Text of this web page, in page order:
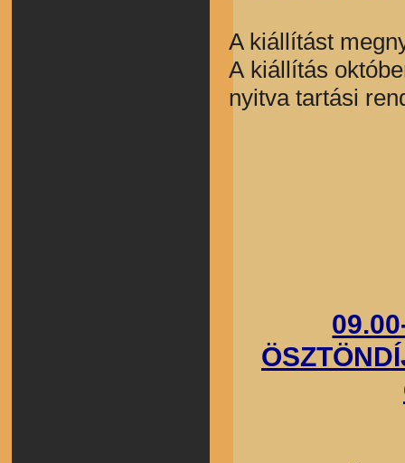
A kiállítást
A kiállítás
nyitva tartási